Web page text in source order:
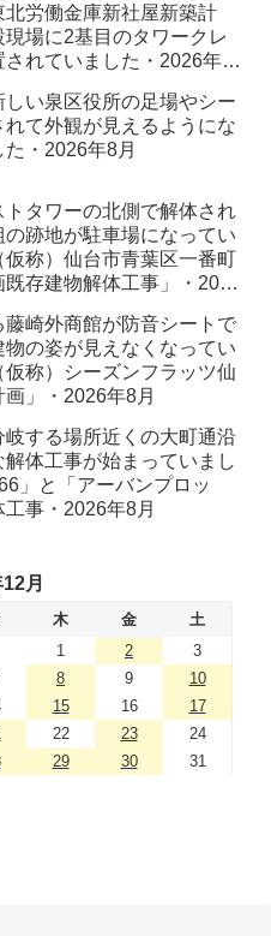
北労働金庫新社屋新築計
現場に2基目のタワークレ
されていました・2026年8
しい泉区役所の足場やシー
れて外観が見えるようにな
た・2026年8月
トタワーの北側で解体され
の跡地が駐車場になってい
仮称）仙台市青葉区一番町
存建物解体工事」・2026
藤崎外商館が防音シートで
物の姿が見えなくなってい
仮称）シーズンフラッツ仙
」・2026年8月
岐する場所近くの大町通沿
解体工事が始まっていまし
」と「アーバンプロッ
工事・2026年8月
月
木 金
土
1
2
3
8 9
10
15 16
17
22 23
24
29 30 31